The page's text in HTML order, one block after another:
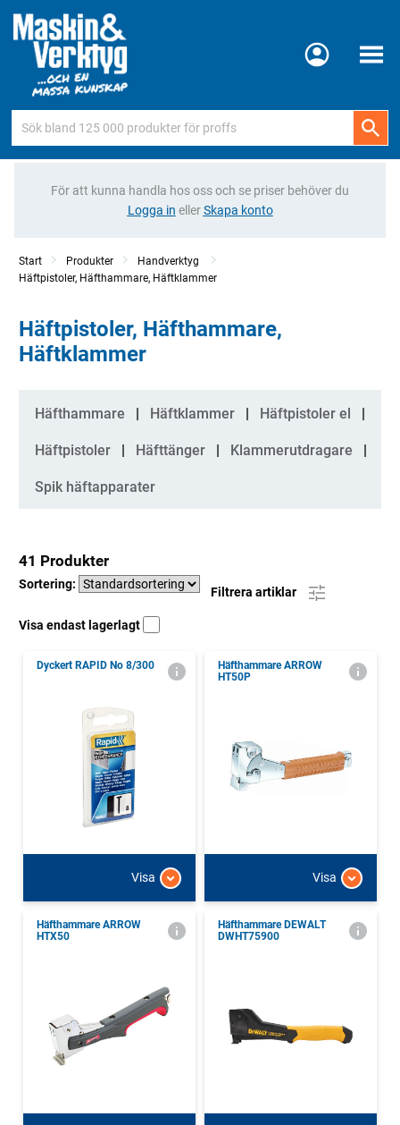
Meny
För att kunna handla hos oss och se priser behöver du
Logga in ellerSkapa konto
Start Produkter
Handverktyg
Häftpistoler, Häfthammare, Häftklammer
Häftpistoler, Häfthammare,
Häftklammer
Kategorier
Häfthammare Häftklammer Häftpistoler el
Häftpistoler Häfttänger Klammerutdragare
Spik häftapparater
41 Produkter
Sortering:
Filtrera artiklar
Visa endast lagerlagt
Dyckert RAPID No 8/300
Visa
Häfthammare ARROW
HT50P
Visa
Häfthammare ARROW
HTX50
Häfthammare DEWALT
DWHT75900